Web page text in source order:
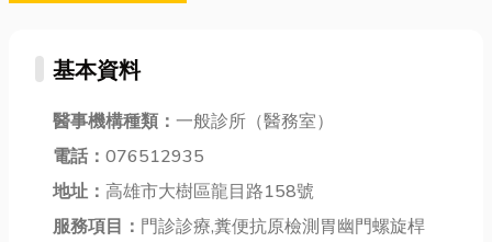
基本資料
醫事機構種類： 一般診所（醫務室）
電話： 076512935
地址： 高雄市大樹區龍目路158號
服務項目： 門診診療,糞便抗原檢測胃幽門螺旋桿